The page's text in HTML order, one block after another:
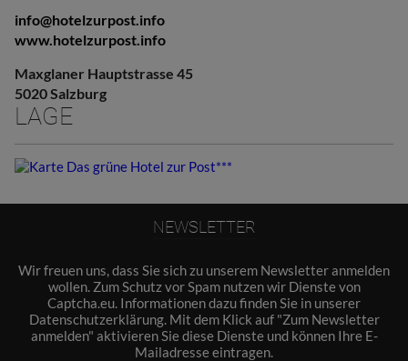
info@hotelzurpost.info
www.hotelzurpost.info
Maxglaner Hauptstrasse 45
5020 Salzburg
LAGE
NEWSLETTER
Wir freuen uns, dass Sie sich zu unserem Newsletter anmelden
wollen. Zum Schutz vor Spam nutzen wir Dienste von
Captcha.eu. Informationen dazu finden Sie in unserer
Datenschutzerklärung. Mit dem Klick auf "Zum Newsletter
anmelden" aktivieren Sie diese Dienste und können Ihre E-
Mailadresse eintragen.